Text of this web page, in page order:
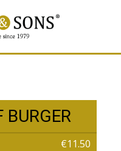
BURGER
€11.50